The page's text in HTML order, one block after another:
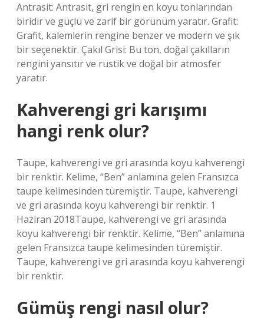
Antrasit: Antrasit, gri rengin en koyu tonlarından
biridir ve güçlü ve zarif bir görünüm yaratır. Grafit:
Grafit, kalemlerin rengine benzer ve modern ve şık
bir seçenektir. Çakıl Grisi: Bu ton, doğal çakılların
rengini yansıtır ve rustik ve doğal bir atmosfer
yaratır.
Kahverengi gri karışımı
hangi renk olur?
Taupe, kahverengi ve gri arasında koyu kahverengi
bir renktir. Kelime, “Ben” anlamına gelen Fransızca
taupe kelimesinden türemiştir. Taupe, kahverengi
ve gri arasında koyu kahverengi bir renktir. 1
Haziran 2018Taupe, kahverengi ve gri arasında
koyu kahverengi bir renktir. Kelime, “Ben” anlamına
gelen Fransızca taupe kelimesinden türemiştir.
Taupe, kahverengi ve gri arasında koyu kahverengi
bir renktir.
Gümüş rengi nasıl olur?